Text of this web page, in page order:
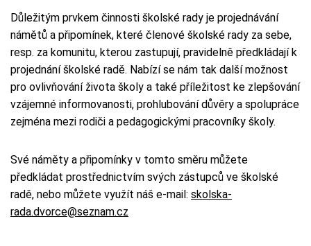
Důležitým prvkem činnosti školské rady je projednávání
námětů a připomínek, které členové školské rady za sebe,
resp. za komunitu, kterou zastupují, pravidelně předkládají k
projednání školské radě. Nabízí se nám tak další možnost
pro ovlivňování života školy a také příležitost ke zlepšování
vzájemné informovanosti, prohlubování důvěry a spolupráce
zejména mezi rodiči a pedagogickými pracovníky školy.
Své náměty a připomínky v tomto směru můžete
předkládat prostřednictvím svých zástupců ve školské
radě, nebo můžete využít náš e-mail: skolska-
rada.dvorce@seznam.cz